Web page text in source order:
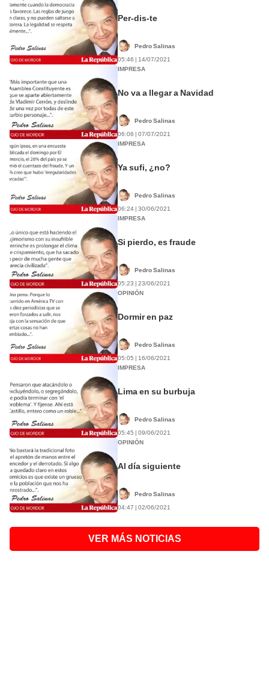
Per-dis-te
Pedro Salinas
05:46 | 14/07/2021
IMPRESA
No va a llegar a Navidad
Pedro Salinas
06:06 | 07/07/2021
IMPRESA
Ya sufi, ¿no?
Pedro Salinas
06:24 | 30/06/2021
IMPRESA
Si pierdo, es fraude
Pedro Salinas
05:23 | 23/06/2021
OPINIÓN
Dormir en paz
Pedro Salinas
05:05 | 16/06/2021
IMPRESA
Lima en su burbuja
Pedro Salinas
05:45 | 09/06/2021
OPINIÓN
Al día siguiente
Pedro Salinas
04:47 | 02/06/2021
VER MÁS NOTICIAS